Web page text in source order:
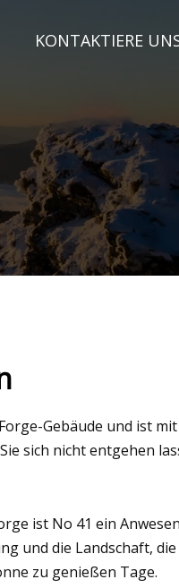
KONTAKTIERE
Gebäude und ist
sich nicht entgehen
ist No 41 ein
und die Landschaft, die
zu genießen Tage.